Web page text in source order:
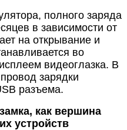
полного заряда
в зависимости от
на открывание и
во
видеоглазка. В
зарядки
разъема.
как вершина
устройств